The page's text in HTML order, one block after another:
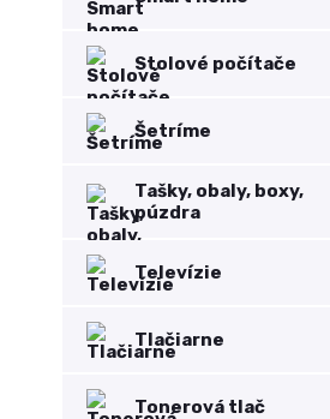
Stolové počítače
Šetríme
Tašky, obaly, boxy,
púzdra
Televízie
Tlačiarne
Tonerová tlač